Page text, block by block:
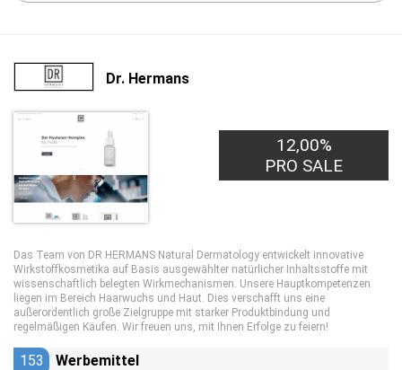
Dr. Hermans
12,00%
PRO SALE
Das Team von DR HERMANS Natural Dermatology entwickelt innovative
Wirkstoffkosmetika auf Basis ausgewählter natürlicher Inhaltsstoffe mit
wissenschaftlich belegten Wirkmechanismen. Unsere Hauptkompetenzen
liegen im Bereich Haarwuchs und Haut. Dies verschafft uns eine
außerordentlich große Zielgruppe mit starker Produktbindung und
regelmäßigen Käufen. Wir freuen uns, mit Ihnen Erfolge zu feiern!
153 Werbemittel